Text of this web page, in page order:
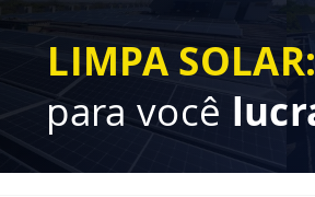
LIMPA SOLAR:
para você